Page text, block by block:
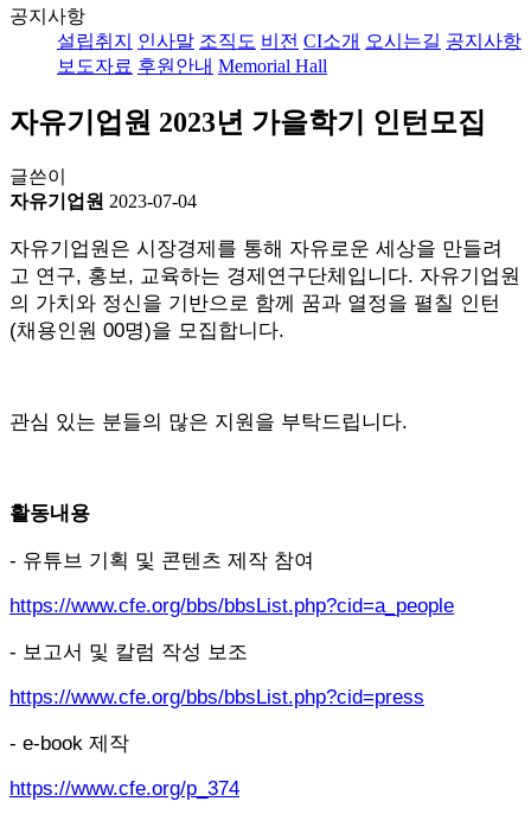
공지사항
설립취지
인사말 조직도 비전 CI소개 오시는길 공지사항
보도자료 후원안내 Memorial Hall
자유기업원 2023년 가을학기 인턴모집
글쓴이
자유기업원 2023-07-04
자유기업원은 시장경제를 통해 자유로운 세상을 만들려
고 연구, 홍보, 교육하는 경제연구단체입니다. 자유기업원
의 가치와 정신을 기반으로 함께 꿈과 열정을 펼칠 인턴
(채용인원 00명)을 모집합니다.
관심 있는 분들의 많은 지원을 부탁드립니다.
활동내용
- 유튜브 기획 및 콘텐츠 제작 참여
https://www.cfe.org/bbs/bbsList.php?cid=a_people
- 보고서 및 칼럼 작성 보조
https://www.cfe.org/bbs/bbsList.php?cid=press
- e-book 제작
https://www.cfe.org/p_374